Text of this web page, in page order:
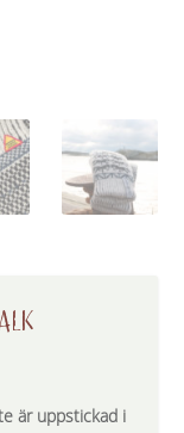
är uppstickad i